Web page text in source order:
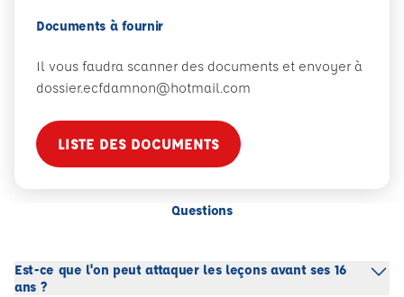
Documents à fournir
Il vous faudra scanner des documents et envoyer à
dossier.ecfdamnon@hotmail.com
LISTE DES DOCUMENTS
Questions
Est-ce que l'on peut attaquer les leçons avant ses 16
ans ?